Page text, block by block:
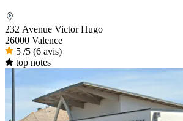
232 Avenue Victor Hugo
26000 Valence
5 /5 (6 avis)
top notes